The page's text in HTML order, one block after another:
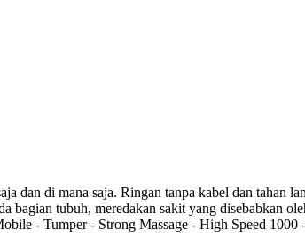
dan di mana saja. Ringan tanpa kabel dan tahan
bagian tubuh, meredakan sakit yang disebabkan
- Tumper - Strong Massage - High Speed